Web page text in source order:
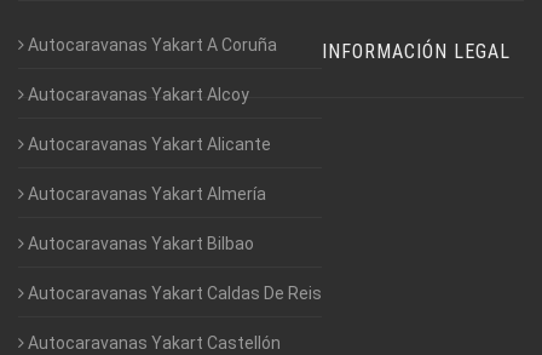
Autocaravanas Yakart A Coruña
Autocaravanas Yakart Alcoy
Autocaravanas Yakart Alicante
Autocaravanas Yakart Almería
Autocaravanas Yakart Bilbao
Autocaravanas Yakart Caldas De Reis
Autocaravanas Yakart Castellón
INFORMACIÓN LEGAL